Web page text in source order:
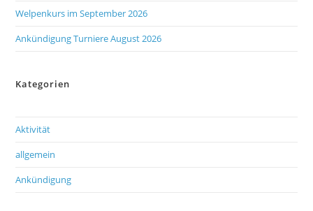
Welpenkurs im September 2026
Ankündigung Turniere August 2026
Kategorien
Aktivität
allgemein
Ankündigung